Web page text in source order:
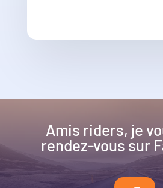
Amis riders, je
rendez-vous sur